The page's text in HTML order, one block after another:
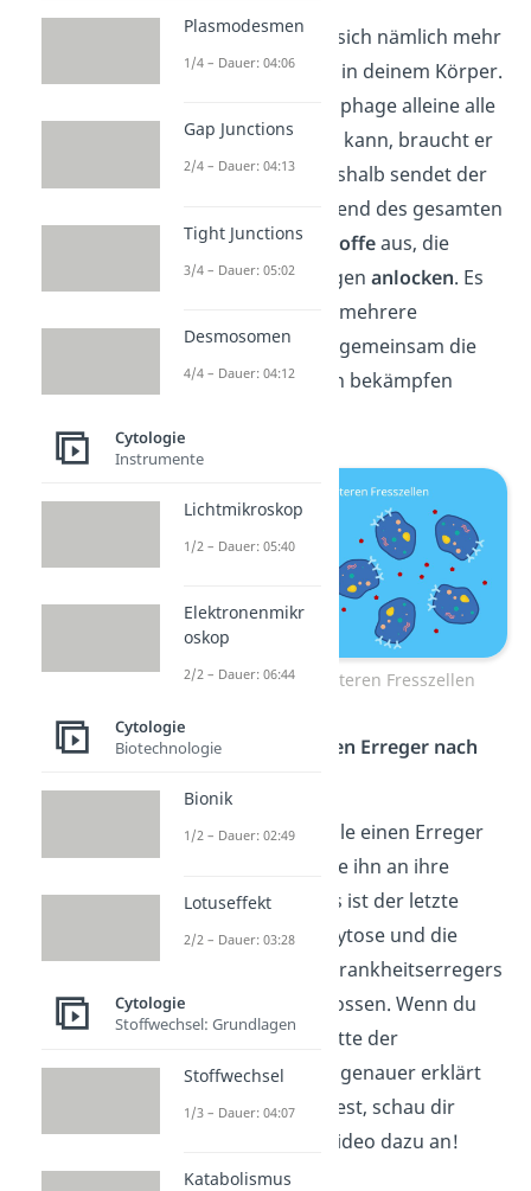
Meistens befindet sich nämlich mehr
als nur ein Erreger in deinem Körper.
Da nicht ein Makrophage alleine alle
Erreger vernichten kann, braucht er
Unterstützung. Deshalb sendet der
Makrophage während des gesamten
ProzessesBotenstoffeaus, die
andere Makrophagenanlocken. Es
sammeln sich also mehrere
Makrophagen, die gemeinsam die
Menge an Erregern bekämpfen
Anlocken von weiteren Fresszellen
Schritt 5: Zersetzten Erreger nach
Sobald die Fresszelle einen Erreger
verdaut hat, gibt sie ihn an ihre
Umgebung ab. Das ist der letzte
Schritt der Phagozytose und die
Bekämpfung des Krankheitserregers
ist damit abgeschlossen. Wenn du
die einzelnen Schritte der
Phagozytose noch genauer erklärt
bekommen möchtest, schau dir
unbedingt unser Video dazu an!
Plasmodesmen
1/4 – Dauer: 04:06
Gap Junctions
2/4 – Dauer: 04:13
Tight Junctions
3/4 – Dauer: 05:02
Desmosomen
4/4 – Dauer: 04:12
Cytologie
Instrumente
Lichtmikroskop
1/2 – Dauer: 05:40
Elektronenmikr
oskop
2/2 – Dauer: 06:44
Cytologie
Biotechnologie
Bionik
1/2 – Dauer: 02:49
Lotuseffekt
2/2 – Dauer: 03:28
Cytologie
Stoffwechsel: Grundlagen
Stoffwechsel
1/3 – Dauer: 04:07
Katabolismus